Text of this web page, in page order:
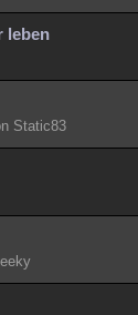
leben
Static83